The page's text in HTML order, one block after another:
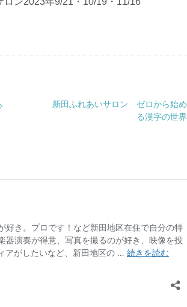
新田ふれあいサロン ゼロから始め
る漢字の世界